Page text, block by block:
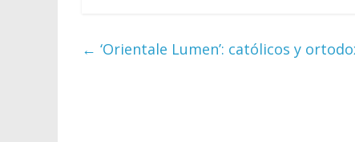
← ‘Orientale Lumen’: católicos y